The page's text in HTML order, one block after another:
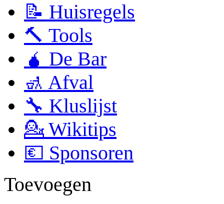
📝 Huisregels
🔨 Tools
🧉 De Bar
🚮 Afval
🔧 Kluslijst
💁 Wikitips
💶 Sponsoren
Toevoegen